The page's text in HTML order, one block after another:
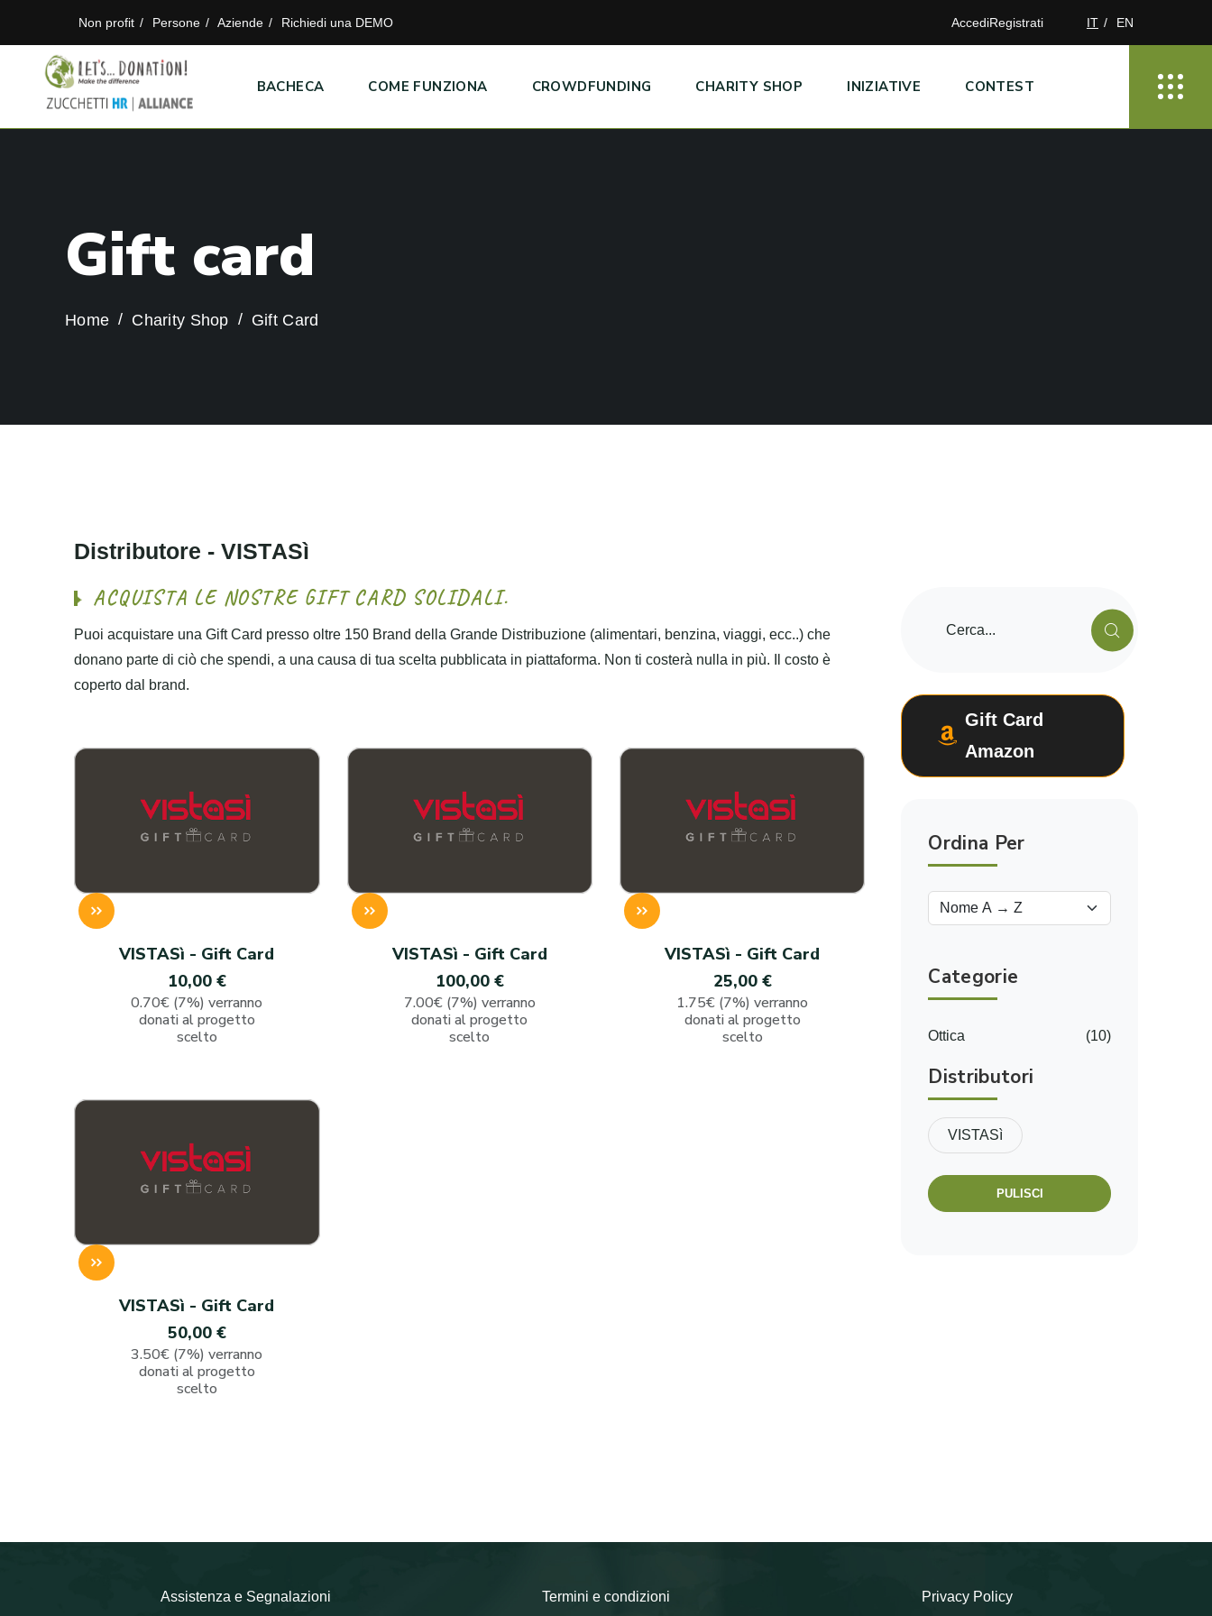
Non profit Persone Aziende Richiedi una DEMO AccediRegistrati IT EN
BACHECA COME FUNZIONA CROWDFUNDING CHARITY SHOP INIZIATIVE CONTEST
Gift card
Home Charity Shop Gift Card
Distributore - VISTASì
ACQUISTA LE NOSTRE GIFT CARD SOLIDALI.
Puoi acquistare una Gift Card presso oltre 150 Brand della Grande Distribuzione (alimentari, benzina, viaggi, ecc..) che
donano parte di ciò che spendi, a una causa di tua scelta pubblicata in piattaforma. Non ti costerà nulla in più. Il costo è
coperto dal brand.
VISTASì - Gift Card
10,00 €
0.70€ (7%) verranno
donati al progetto
scelto
VISTASì - Gift Card
100,00 €
7.00€ (7%) verranno
donati al progetto
scelto
VISTASì - Gift Card
25,00 €
1.75€ (7%) verranno
donati al progetto
scelto
VISTASì - Gift Card
50,00 €
3.50€ (7%) verranno
donati al progetto
scelto
Gift Card
Amazon
Ordina Per
Categorie
Ottica (10)
Distributori
VISTASì
PULISCI
Assistenza e Segnalazioni Termini e condizioni Privacy Policy